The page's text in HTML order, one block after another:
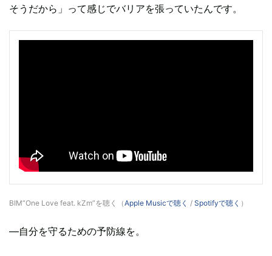
そうだから」って感じでバリアを張っていたんです。
BIM“One Love feat. kZm”を聴く（Apple Musicで聴く / Spotifyで聴く ）
―自分を守るための予防線を。